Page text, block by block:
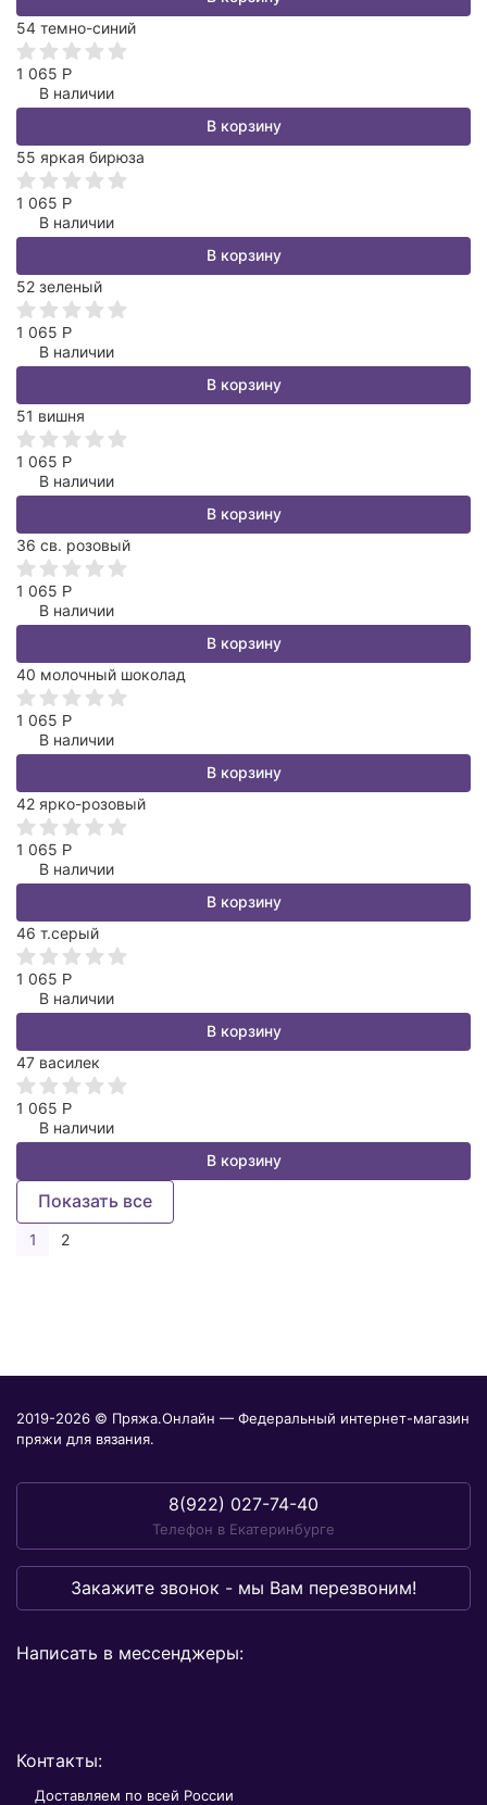
54 темно-синий
1 065 Р
В наличии
В корзину
55 яркая бирюза
1 065 Р
В наличии
В корзину
52 зеленый
1 065 Р
В наличии
В корзину
51 вишня
1 065 Р
В наличии
В корзину
36 св. розовый
1 065 Р
В наличии
В корзину
40 молочный шоколад
1 065 Р
В наличии
В корзину
42 ярко-розовый
1 065 Р
В наличии
В корзину
46 т.серый
1 065 Р
В наличии
В корзину
47 василек
1 065 Р
В наличии
В корзину
Показать все
1 2
2019-2026 © Пряжа.Онлайн — Федеральный интернет-магазин
пряжи для вязания.
8(922) 027-74-40
Телефон в Екатеринбурге
Закажите звонок - мы Вам перезвоним!
Написать в мессенджеры:
Контакты:
Доставляем по всей России